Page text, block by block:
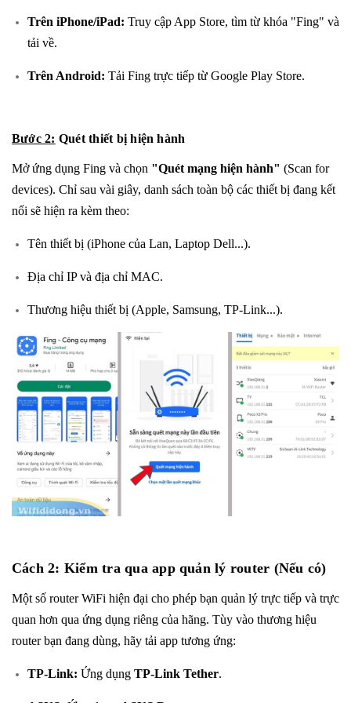
Trên iPhone/iPad: Truy cập App Store, tìm từ khóa "Fing" và
tải về.
Trên Android: Tải Fing trực tiếp từ Google Play Store.
Bước 2: Quét thiết bị hiện hành
Mở ứng dụng Fing và chọn "Quét mạng hiện hành" (Scan for
devices). Chỉ sau vài giây, danh sách toàn bộ các thiết bị đang kết
nối sẽ hiện ra kèm theo:
Tên thiết bị (iPhone của Lan, Laptop Dell...).
Địa chỉ IP và địa chỉ MAC.
Thương hiệu thiết bị (Apple, Samsung, TP-Link...).
Cách 2: Kiểm tra qua app quản lý router (Nếu có)
Một số router WiFi hiện đại cho phép bạn quản lý trực tiếp và trực
quan hơn qua ứng dụng riêng của hãng. Tùy vào thương hiệu
router bạn đang dùng, hãy tải app tương ứng:
TP-Link: Ứng dụng TP-Link Tether.